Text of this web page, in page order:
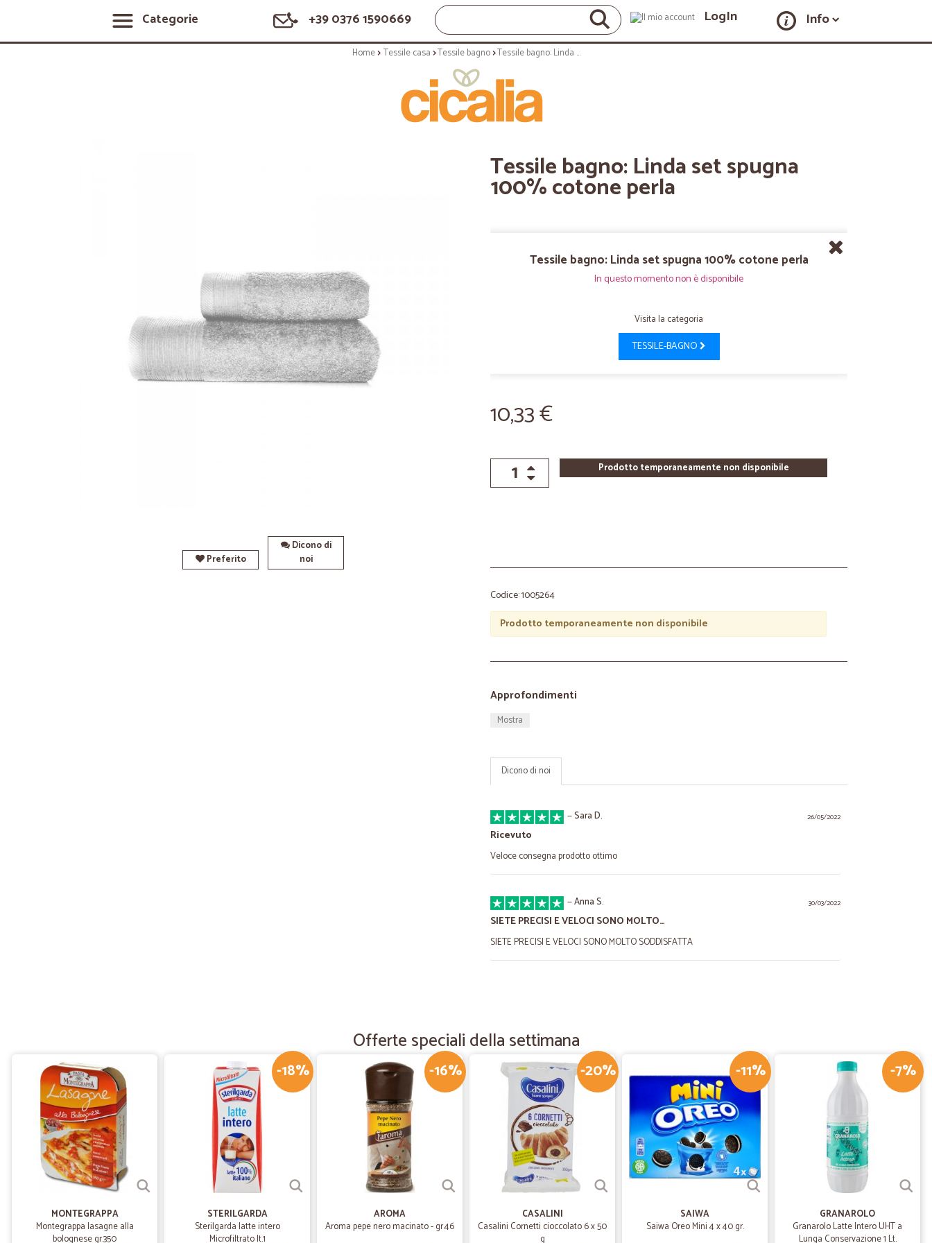
Categorie +39 0376 1590669 LogIn Info
Home Tessile casa Tessile bagno Tessile bagno: Linda set spugna 100% cotone perla
Preferito
Dicono di
noi
Tessile bagno: Linda set spugna
100% cotone perla
Tessile bagno: Linda set spugna 100% cotone perla
In questo momento non è disponibile
Visita la categoria
TESSILE-BAGNO
10,33 €
Prodotto temporaneamente non disponibile
Codice: 1005264
Prodotto temporaneamente non disponibile
Approfondimenti
Mostra
Dicono di noi
26/05/2022
—Sara D.
Ricevuto
Veloce consegna prodotto ottimo
30/03/2022
—Anna S.
SIETE PRECISI E VELOCI SONO MOLTO…
SIETE PRECISI E VELOCI SONO MOLTO SODDISFATTA
17/06/2020
— Laura G.
Ho fatto parecchi ordini arrivati…
Ho fatto parecchi ordini arrivati sempre integri e molto veloci
16/12/2019
—
Servizio eccellente puntuale e cura…
Offerte speciali della settimana
MONTEGRAPPA
Montegrappa lasagne alla
bolognese gr.350
-18%
STERILGARDA
Sterilgarda latte intero
Microfiltrato lt.1
-16%
AROMA
Aroma pepe nero macinato - gr.46
-20%
CASALINI
Casalini Cornetti cioccolato 6 x 50
g
-11%
SAIWA
Saiwa Oreo Mini 4 x 40 gr.
-7%
GRANAROLO
Granarolo Latte Intero UHT a
Lunga Conservazione 1 Lt.